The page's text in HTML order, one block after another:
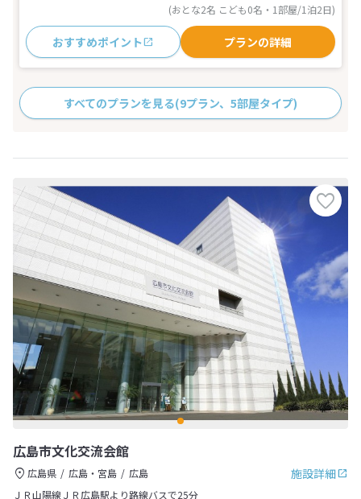
(おとな2名 こども0名・1部屋/1泊2日)
おすすめポイント プランの詳細
すべてのプランを見る(9プラン、5部屋タイプ)
広島市文化交流会館
施設詳細
広島県 広島・宮島
広島
ＪＲ山陽線ＪＲ広島駅より路線バスで25分